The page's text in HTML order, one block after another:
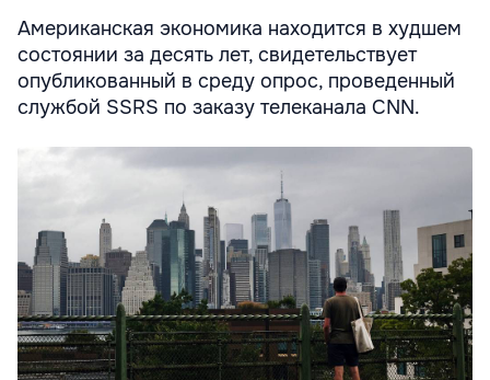
Американская экономика находится в худшем
состоянии за десять лет, свидетельствует
опубликованный в среду опрос, проведенный
службой SSRS по заказу телеканала CNN.